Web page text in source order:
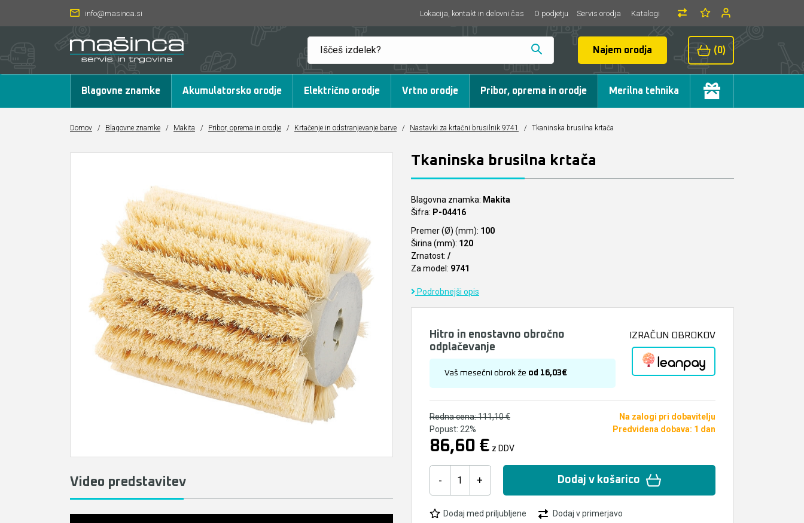
info@masinca.si Lokacija, kontakt in delovni čas O podjetju Servis orodja Katalogi
Najem orodja (0)
Blagovne znamke Akumulatorsko orodje Električno orodje Vrtno orodje Pribor, oprema in orodje Merilna tehnika
Domov / Blagovne znamke / Makita / Pribor, oprema in orodje / Krtačenje in odstranjevanje barve / Nastavki za krtačni brusilnik 9741 / Tkaninska brusilna krtača
Video predstavitev
Tkaninska brusilna krtača
Blagovna znamka: Makita
Šifra: P-04416
Premer (Ø) (mm): 100
Širina (mm): 120
Zrnatost: /
Za model: 9741
Podrobnejši opis
Hitro in enostavno obročno
odplačevanje
Vaš mesečni obrok že od 16,03€
IZRAČUN OBROKOV
Na zalogi pri dobavitelju
Predvidena dobava: 1 dan
Redna cena:111,10 €
Popust: 22%
86,60 € z DDV
- + Dodaj v košarico
Dodaj med priljubljene Dodaj v primerjavo